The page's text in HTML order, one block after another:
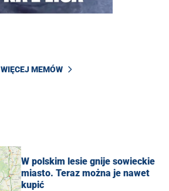
WIĘCEJ MEMÓW
W polskim lesie gnije sowieckie
miasto. Teraz można je nawet
kupić